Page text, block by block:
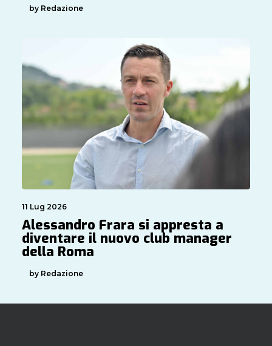
by Redazione
11 Lug 2026
Alessandro Frara si appresta a
diventare il nuovo club manager
della Roma
by Redazione